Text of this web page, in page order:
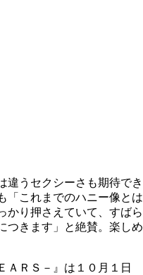
違うセクシーさも期待でき
これまでのハニー像とは
かり押さえていて、すばら
つきます」と絶賛。楽しめ
ＲＳ－』は１０月１日